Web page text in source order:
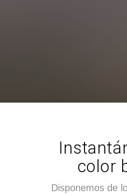
color
Disponemos de